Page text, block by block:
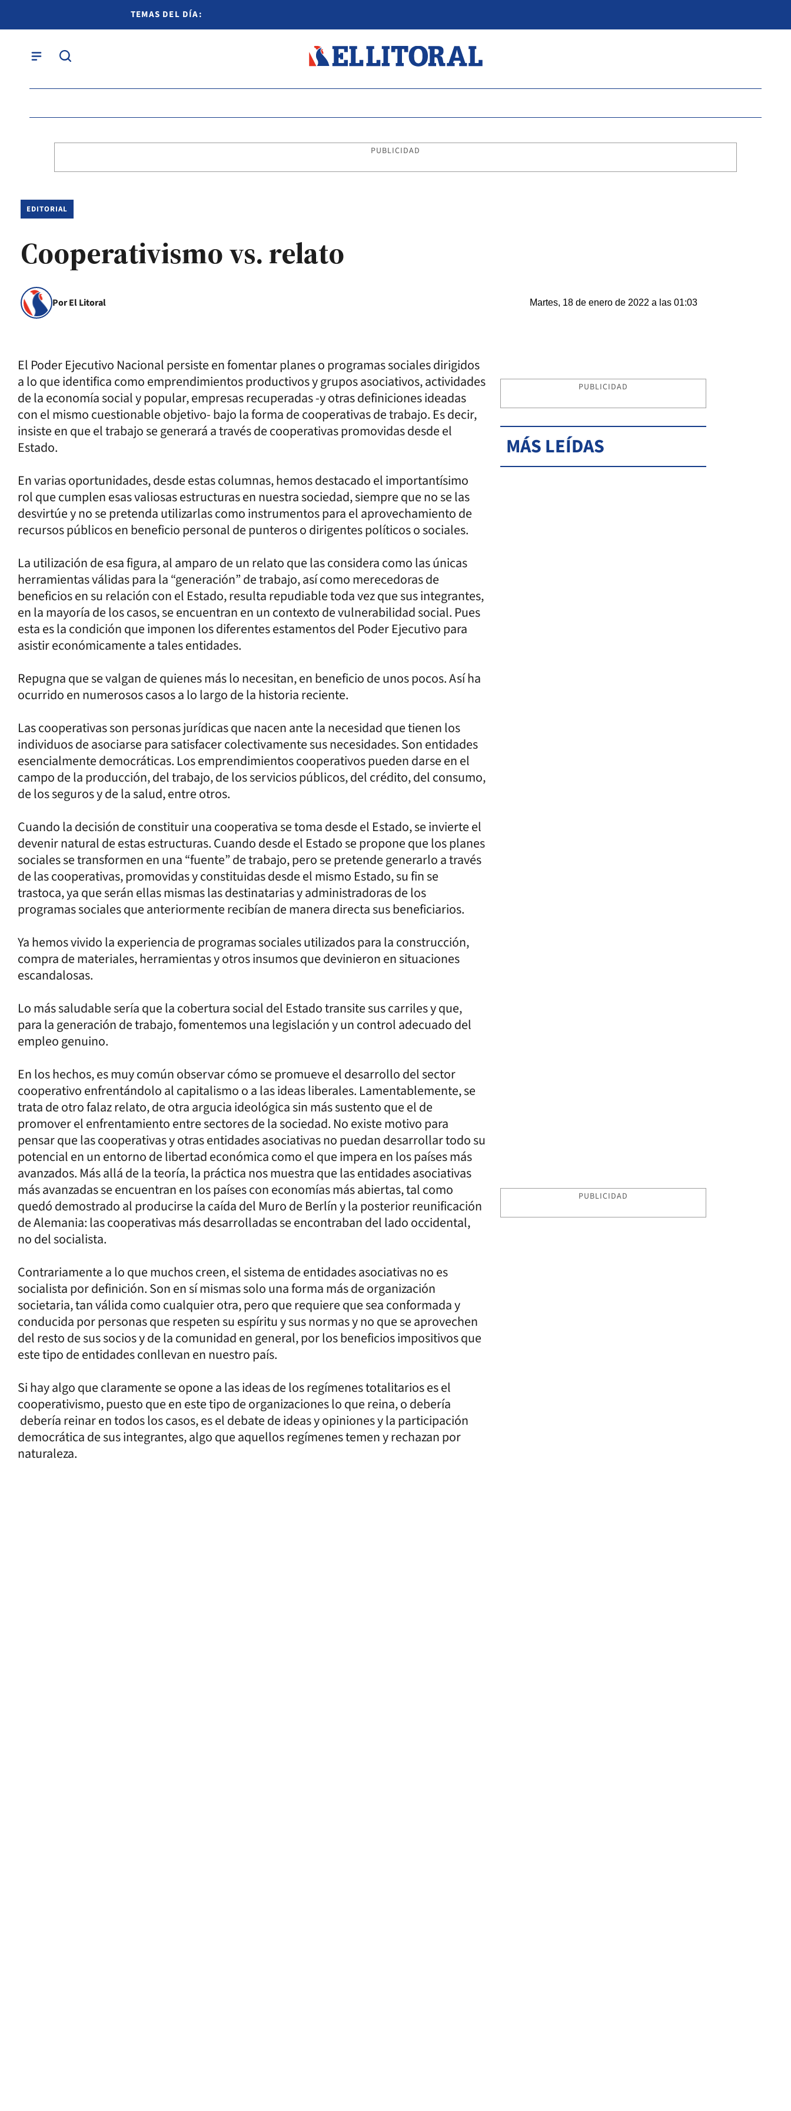
TEMAS DEL DÍA:
PUBLICIDAD
EDITORIAL
Cooperativismo vs. relato
Por El Litoral Martes, 18 de enero de 2022 a las 01:03
El Poder Ejecutivo Nacional persiste en fomentar planes o programas sociales dirigidos
a lo que identifica como emprendimientos productivos y grupos asociativos, actividades
de la economía social y popular, empresas recuperadas -y otras definiciones ideadas
con el mismo cuestionable objetivo- bajo la forma de cooperativas de trabajo. Es decir,
insiste en que el trabajo se generará a través de cooperativas promovidas desde el
Estado.
En varias oportunidades, desde estas columnas, hemos destacado el importantísimo
rol que cumplen esas valiosas estructuras en nuestra sociedad, siempre que no se las
desvirtúe y no se pretenda utilizarlas como instrumentos para el aprovechamiento de
recursos públicos en beneficio personal de punteros o dirigentes políticos o sociales.
La utilización de esa figura, al amparo de un relato que las considera como las únicas
herramientas válidas para la “generación” de trabajo, así como merecedoras de
beneficios en su relación con el Estado, resulta repudiable toda vez que sus integrantes,
en la mayoría de los casos, se encuentran en un contexto de vulnerabilidad social. Pues
esta es la condición que imponen los diferentes estamentos del Poder Ejecutivo para
asistir económicamente a tales entidades.
Repugna que se valgan de quienes más lo necesitan, en beneficio de unos pocos. Así ha
ocurrido en numerosos casos a lo largo de la historia reciente.
Las cooperativas son personas jurídicas que nacen ante la necesidad que tienen los
individuos de asociarse para satisfacer colectivamente sus necesidades. Son entidades
esencialmente democráticas. Los emprendimientos cooperativos pueden darse en el
campo de la producción, del trabajo, de los servicios públicos, del crédito, del consumo,
de los seguros y de la salud, entre otros.
Cuando la decisión de constituir una cooperativa se toma desde el Estado, se invierte el
devenir natural de estas estructuras. Cuando desde el Estado se propone que los planes
sociales se transformen en una “fuente” de trabajo, pero se pretende generarlo a través
de las cooperativas, promovidas y constituidas desde el mismo Estado, su fin se
trastoca, ya que serán ellas mismas las destinatarias y administradoras de los
programas sociales que anteriormente recibían de manera directa sus beneficiarios.
Ya hemos vivido la experiencia de programas sociales utilizados para la construcción,
compra de materiales, herramientas y otros insumos que devinieron en situaciones
escandalosas.
Lo más saludable sería que la cobertura social del Estado transite sus carriles y que,
para la generación de trabajo, fomentemos una legislación y un control adecuado del
empleo genuino.
En los hechos, es muy común observar cómo se promueve el desarrollo del sector
cooperativo enfrentándolo al capitalismo o a las ideas liberales. Lamentablemente, se
trata de otro falaz relato, de otra argucia ideológica sin más sustento que el de
promover el enfrentamiento entre sectores de la sociedad. No existe motivo para
pensar que las cooperativas y otras entidades asociativas no puedan desarrollar todo su
potencial en un entorno de libertad económica como el que impera en los países más
avanzados. Más allá de la teoría, la práctica nos muestra que las entidades asociativas
más avanzadas se encuentran en los países con economías más abiertas, tal como
quedó demostrado al producirse la caída del Muro de Berlín y la posterior reunificación
de Alemania: las cooperativas más desarrolladas se encontraban del lado occidental,
no del socialista.
Contrariamente a lo que muchos creen, el sistema de entidades asociativas no es
socialista por definición. Son en sí mismas solo una forma más de organización
societaria, tan válida como cualquier otra, pero que requiere que sea conformada y
conducida por personas que respeten su espíritu y sus normas y no que se aprovechen
del resto de sus socios y de la comunidad en general, por los beneficios impositivos que
este tipo de entidades conllevan en nuestro país.
Si hay algo que claramente se opone a las ideas de los regímenes totalitarios es el
cooperativismo, puesto que en este tipo de organizaciones lo que reina, o debería
debería reinar en todos los casos, es el debate de ideas y opiniones y la participación
democrática de sus integrantes, algo que aquellos regímenes temen y rechazan por
naturaleza.
PUBLICIDAD
MÁS LEÍDAS
PUBLICIDAD